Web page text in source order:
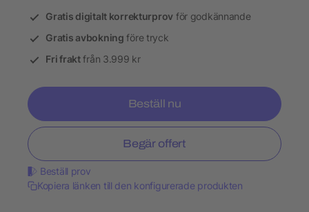
Gratis digitalt korrekturprov för godkännande
Gratis avbokning före tryck
Fri fraktfrån 3.999 kr
Beställ nu
Begär offert
Beställ prov
Kopiera länken till den konfigurerade produkten